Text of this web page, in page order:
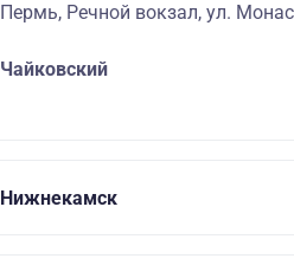
Пермь, Речной вокзал, ул.
Чайковский
Нижнекамск